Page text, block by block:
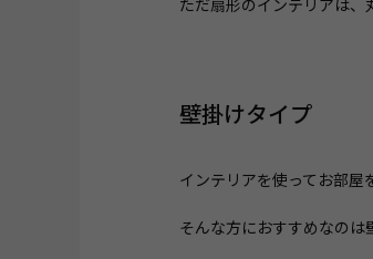
ただ扇形のインテリアは、
壁掛けタイプ
インテリアを使ってお部屋
そんな方におすすめなのは